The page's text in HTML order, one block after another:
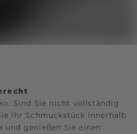
Sind Sie nicht vollständig
Ihr Schmuckstück innerhalb
und genießen Sie einen